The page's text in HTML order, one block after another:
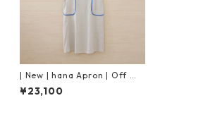
| New | hana Apron | Off Wh
ite × Blue Piping
¥23,100